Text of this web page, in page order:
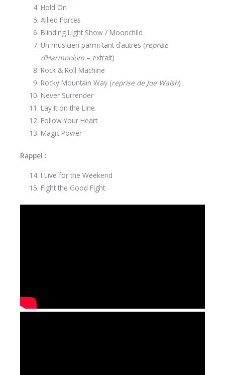
Hold On
Allied Forces
Blinding Light Show / Moonchild
Un musicien parmi tant d’autres (reprise
d’Harmonium – extrait)
Rock & Roll Machine
Rocky Mountain Way (reprise de Joe Walsh)
Never Surrender
Lay It on the Line
Follow Your Heart
Magic Power
Rappel :
I Live for the Weekend
Fight the Good Fight